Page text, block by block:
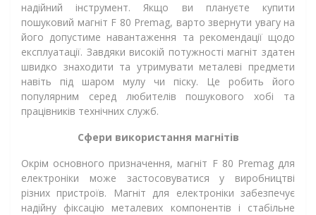
надійний інструмент. Якщо ви плануєте купити
пошуковий магніт F 80 Premag, варто звернути увагу на
його допустиме навантаження та рекомендації щодо
експлуатації. Завдяки високій потужності магніт здатен
швидко знаходити та утримувати металеві предмети
навіть під шаром мулу чи піску. Це робить його
популярним серед любителів пошукового хобі та
працівників технічних служб.
Сфери використання магнітів
Окрім основного призначення, магніт F 80 Premag для
електроніки може застосовуватися у виробництві
різних пристроїв. Магніт для електроніки забезпечує
надійну фіксацію металевих компонентів і стабільне